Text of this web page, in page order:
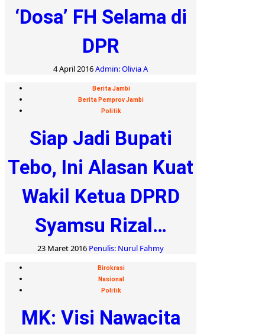
‘Dosa’ FH Selama di
DPR
4 April 2016Admin: Olivia A
Berita Jambi
Berita Pemprov Jambi
Politik
Siap Jadi Bupati
Tebo, Ini Alasan Kuat
Wakil Ketua DPRD
Syamsu Rizal…
23 Maret 2016 Penulis: Nurul Fahmy
Birokrasi
Nasional
Politik
MK: Visi Nawacita